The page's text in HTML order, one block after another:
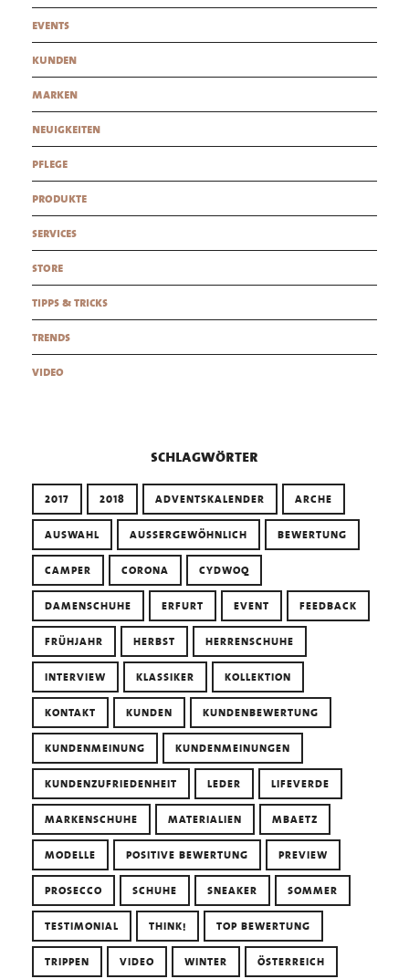
events
kunden
marken
neuigkeiten
pflege
produkte
services
store
tipps & tricks
trends
video
schlagwörter
2017 2018 ADVENTSKALENDER ARCHE
AUSWAHL AUSSERGEWÖHNLICH BEWERTUNG
CAMPER CORONA CYDWOQ
DAMENSCHUHE ERFURT EVENT FEEDBACK
FRÜHJAHR HERBST HERRENSCHUHE
INTERVIEW KLASSIKER KOLLEKTION
KONTAKT KUNDEN KUNDENBEWERTUNG
KUNDENMEINUNG KUNDENMEINUNGEN
KUNDENZUFRIEDENHEIT LEDER LIFEVERDE
MARKENSCHUHE MATERIALIEN MBAETZ
MODELLE POSITIVE BEWERTUNG PREVIEW
PROSECCO SCHUHE SNEAKER SOMMER
TESTIMONIAL THINK! TOP BEWERTUNG
TRIPPEN VIDEO WINTER ÖSTERREICH